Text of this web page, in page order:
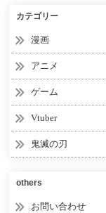
カテゴリー
漫画
アニメ
ゲーム
Vtuber
鬼滅の刃
others
お問い合わせ